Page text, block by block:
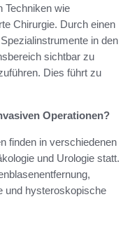
Techniken wie
Chirurgie. Durch einen
in den
sichtbar zu
Dies führt zu
Operationen?
finden in verschiedenen
und Urologie statt.
und hysteroskopische